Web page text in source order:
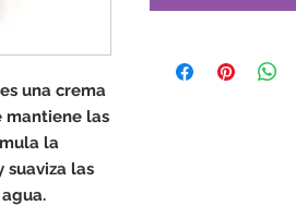
una crema
mantiene las
la
suaviza las